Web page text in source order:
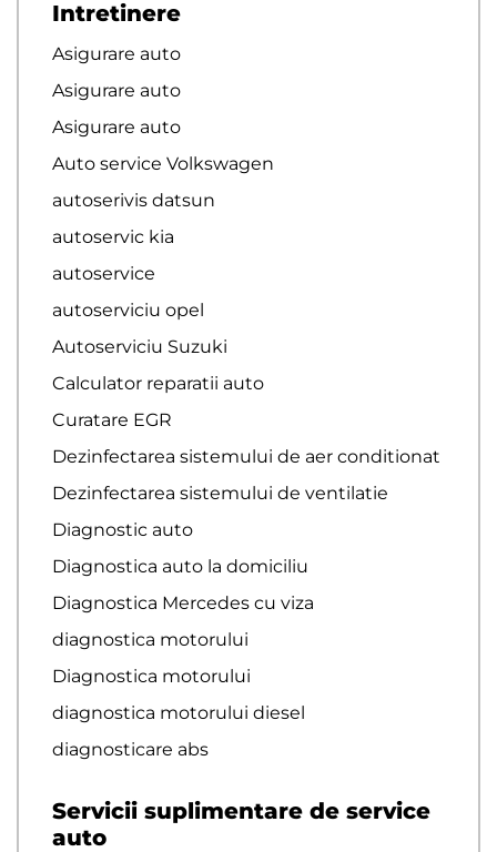
Intretinere
Asigurare auto
Asigurare auto
Asigurare auto
Auto service Volkswagen
autoserivis datsun
autoservic kia
autoservice
autoserviciu opel
Autoserviciu Suzuki
Calculator reparatii auto
Curatare EGR
Dezinfectarea sistemului de aer conditionat
Dezinfectarea sistemului de ventilatie
Diagnostic auto
Diagnostica auto la domiciliu
Diagnostica Mercedes cu viza
diagnostica motorului
Diagnostica motorului
diagnostica motorului diesel
diagnosticare abs
Servicii suplimentare de service
auto